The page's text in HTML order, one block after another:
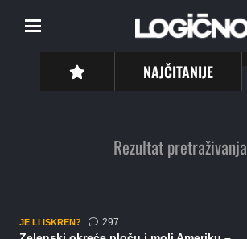
NAJČITANIJE
Rezultat pretraživanja
JE LI ISKREN? 297komentara